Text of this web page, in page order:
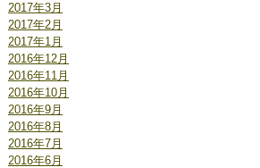
2017年3月
2017年2月
2017年1月
2016年12月
2016年11月
2016年10月
2016年9月
2016年8月
2016年7月
2016年6月